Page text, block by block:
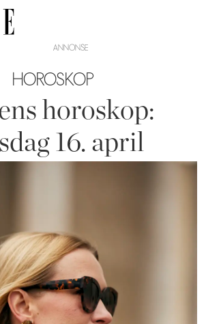
HOROSKOP
horoskop:
16. april